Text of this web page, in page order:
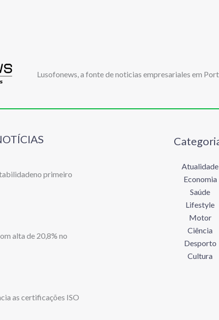
Lusofonews, a fonte de noticias empresariales em
primeiro
alta de 20,8% no
as certificações ISO
Atualidade
Economia
Saúde
Lifestyle
Motor
Ciência
Desporto
Cultura